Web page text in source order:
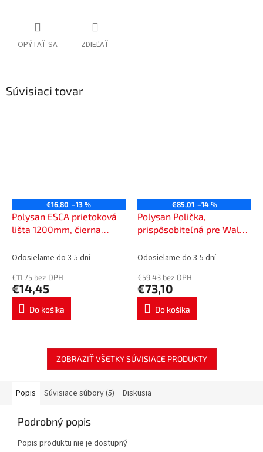
OPÝTAŤ SA ZDIEĽAŤ
Súvisiaci tovar
€16,80 –13 %
Polysan ESCA prietoková
lišta 1200mm, čierna
Odosielame do 3-5 dní
€11,75 bez DPH
€14,45
Do košíka
€85,01 –14 %
Polysan Polička,
prispôsobiteľná pre Walk-
140cm, čierna mat EG1425
Odosielame do 3-5 dní
€59,43 bez DPH
€73,10
Do košíka
ZOBRAZIŤ VŠETKY SÚVISIACE PRODUKTY
Popis Súvisiace súbory (5) Diskusia
Podrobný popis
Popis produktu nie je dostupný